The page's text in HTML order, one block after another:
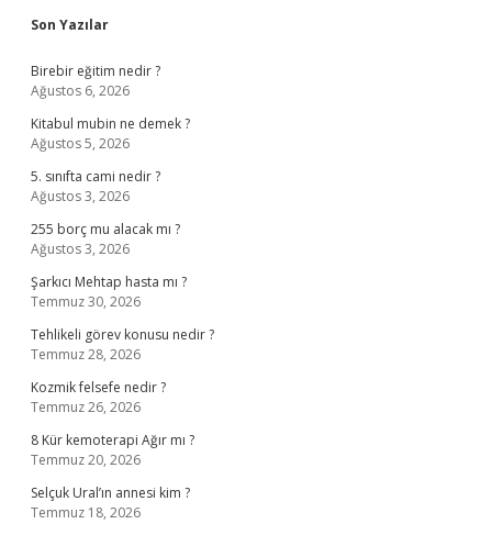
Sidebar
Son Yazılar
Birebir eğitim nedir ?
Ağustos 6, 2026
Kitabul mubin ne demek ?
Ağustos 5, 2026
5. sınıfta cami nedir ?
Ağustos 3, 2026
255 borç mu alacak mı ?
Ağustos 3, 2026
Şarkıcı Mehtap hasta mı ?
Temmuz 30, 2026
Tehlikeli görev konusu nedir ?
Temmuz 28, 2026
Kozmik felsefe nedir ?
Temmuz 26, 2026
8 Kür kemoterapi Ağır mı ?
Temmuz 20, 2026
Selçuk Ural’ın annesi kim ?
Temmuz 18, 2026